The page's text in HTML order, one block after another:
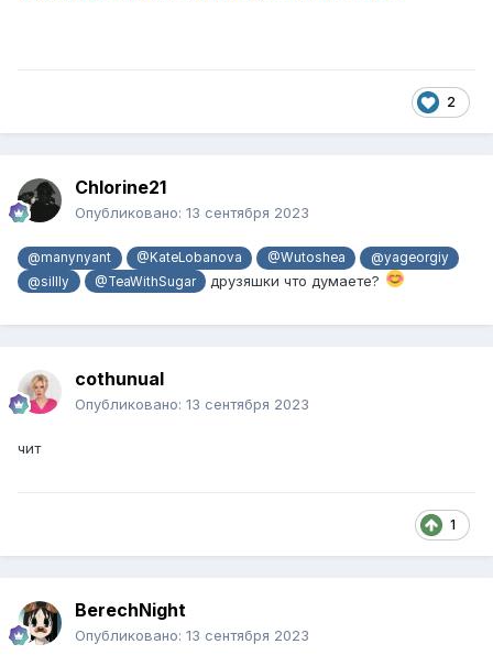
2
Chlorine21
Опубликовано: 13 сентября 2023
@manynyant @KateLobanova @Wutoshea
@yageorgiy
@sillly
@TeaWithSugar друзяшки что думаете?
cothunual
Опубликовано: 13 сентября 2023
чит
1
BerechNight
Опубликовано: 13 сентября 2023